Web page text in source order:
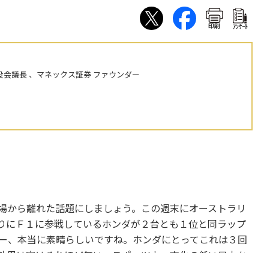
印刷 ｱﾝｹｰﾄ
議長 、マネックス証券 ファウンダー
ら離れた話題にしましょう。この週末にオーストラリ
にＦ１に参戦しているホンダが２台とも１位と同ラップ
、本当に素晴らしいですね。ホンダにとってこれは３回